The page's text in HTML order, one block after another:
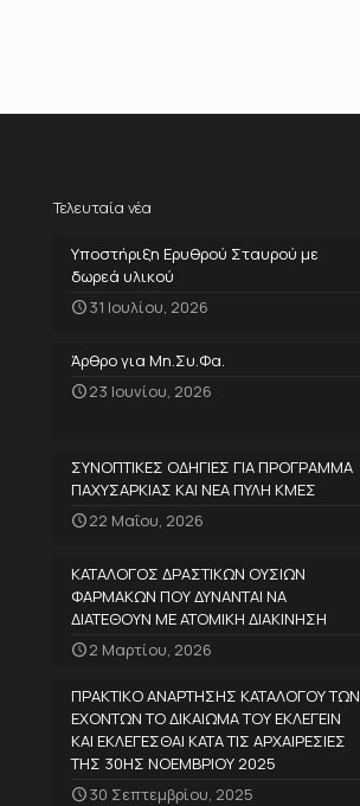
Τελευταία νέα
Υποστήριξη Ερυθρού Σταυρού με
δωρεά υλικού
31 Ιουλίου, 2026
Άρθρο για Μη.Συ.Φα.
23 Ιουνίου, 2026
ΣΥΝΟΠΤΙΚΕΣ ΟΔΗΓΙΕΣ ΓΙΑ ΠΡΟΓΡΑΜΜΑ
ΠΑΧΥΣΑΡΚΙΑΣ ΚΑΙ ΝΕΑ ΠΥΛΗ ΚΜΕΣ
22 Μαΐου, 2026
ΚΑΤΑΛΟΓΟΣ ΔΡΑΣΤΙΚΩΝ ΟΥΣΙΩΝ
ΦΑΡΜΑΚΩΝ ΠΟΥ ΔΥΝΑΝΤΑΙ ΝΑ
ΔΙΑΤΕΘΟΥΝ ΜΕ ΑΤΟΜΙΚΗ ΔΙΑΚΙΝΗΣΗ
2 Μαρτίου, 2026
ΠΡΑΚΤΙΚΟ ΑΝΑΡΤΗΣΗΣ ΚΑΤΑΛΟΓΟΥ ΤΩΝ
ΕΧΟΝΤΩΝ ΤΟ ΔΙΚΑΙΩΜΑ ΤΟΥ ΕΚΛΕΓΕΙΝ
ΚΑΙ ΕΚΛΕΓΕΣΘΑΙ ΚΑΤΑ ΤΙΣ ΑΡΧΑΙΡΕΣΙΕΣ
ΤΗΣ 30ΗΣ ΝΟΕΜΒΡΙΟΥ 2025
30 Σεπτεμβρίου, 2025